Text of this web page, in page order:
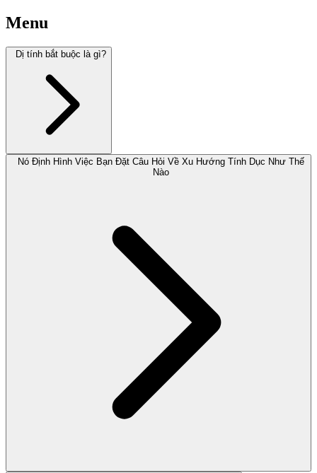
Menu
Dị tính bắt buộc là gì?
Nó Định Hình Việc Bạn Đặt Câu Hỏi Về Xu Hướng Tính Dục Như Thế
Nào